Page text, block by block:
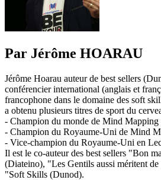
Par Jérôme HOARAU
Jérôme Hoarau auteur de best sellers
conférencier international (anglais et
francophone dans le domaine des soft
a obtenu plusieurs titres de sport du
- Champion du monde de Mind Mapping
- Champion du Royaume-Uni de Mind
- Vice-champion du Royaume-Uni en
Il est le co-auteur des best sellers "Bon
(Diateino), "Les Gentils aussi méritent
"Soft Skills (Dunod).